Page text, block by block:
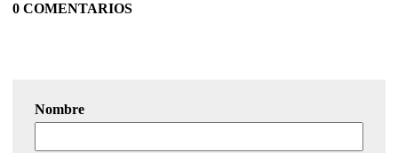
0 COMENTARIOS
Nombre